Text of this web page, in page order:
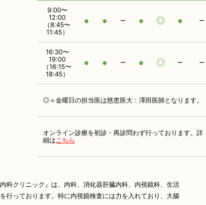
9:00〜
12:00
（8:45〜
11:45）
● ● − ● ◎ ● −
16:30〜
19:00
（16:15〜
18:45）
● ● − ● ◎ − −
◎＝金曜日の担当医は慈恵医大：澤田医師となります。
オンライン診療を初診・再診問わず行っております。 詳
細は こちら
科クリニック』は、内科、消化器肝臓内科、内視鏡科、生活
行っております。特に内視鏡検査には力を入れており、大腸